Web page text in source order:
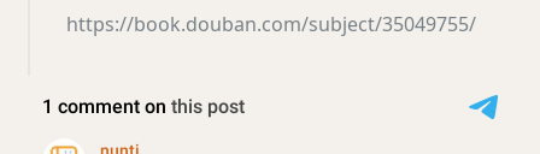
https://book.douban.com/subject/35049755/